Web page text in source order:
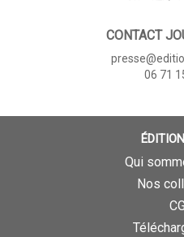
CONTACT
06 71
Qui
Nos